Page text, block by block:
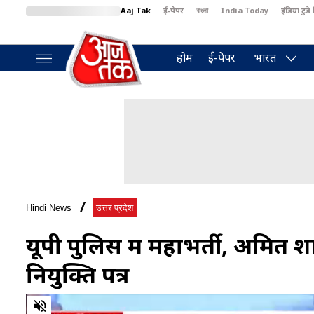
Aaj Tak ई-पेपर বাংলা India Today इंडिया टुडे
BT Bazaar
होम ई-पेपर भारत
Hindi News उत्तर प्रदेश
यूपी पुलिस में महाभर्ती, अमित
नियुक्ति पत्र
0
of